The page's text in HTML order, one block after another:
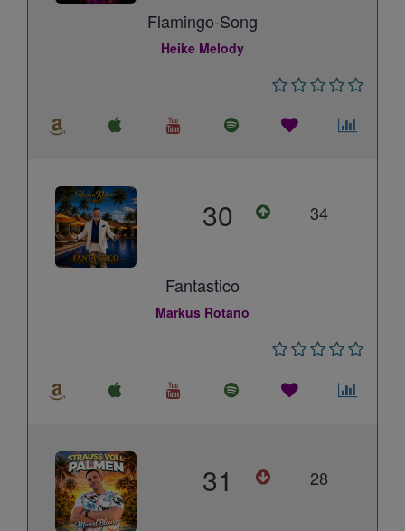
Flamingo-Song
Heike Melody
30 34
Fantastico
Markus Rotano
31 28